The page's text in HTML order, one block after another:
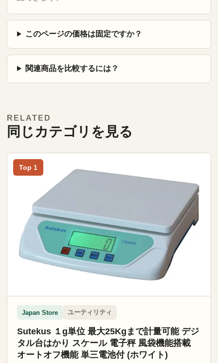
このページの価格は固定ですか？
関連商品を比較するには？
RELATED
同じカテゴリを見る
Top 1
Japan Store ユーティリティ
Sutekus １g単位 最大25Kgまで計量可能 デジ
タル台はかり スケール 電子秤 風袋機能搭載
オートオフ機能 単三電池付 (ホワイト)